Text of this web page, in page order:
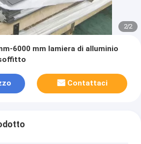
2/2
6000 mm lamiera di alluminio
Contattaci